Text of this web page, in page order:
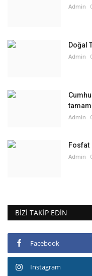
Admin
Doğal
Admin
Admin
Fosfat
Admin
BIZI TAKIP EDIN
Facebook
Instagram